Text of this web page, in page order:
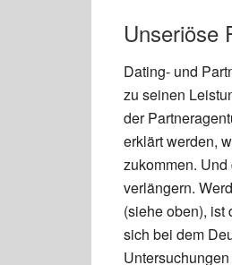
Unseriöse
Dating- und
zu seinen
der
erklärt werden,
zukommen.
verlängern.
(siehe oben), ist
sich bei dem